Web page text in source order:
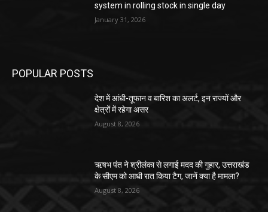
system in rolling stock in single day
January 31, 2026
POPULAR POSTS
देश में आंधी-तूफान व बारिश का अलर्ट, इन राज्यों और
क्षेत्रों में रहेगा असर
August 8, 2026
ऋषभ पंत ने श्रीलंका से लगाई मदद की गुहार, उत्तराखंड
के सीएम को आधी रात किया टैग, जानें क्या है मामला?
August 8, 2026